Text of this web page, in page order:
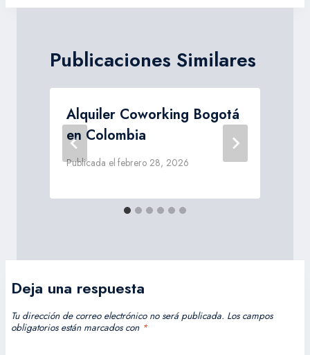
Publicaciones Similares
Alquiler Coworking Bogotá
en Colombia
Publicada el febrero 28, 2026
Deja una respuesta
Tu dirección de correo electrónico no será publicada. Los campos
obligatorios están marcados con *